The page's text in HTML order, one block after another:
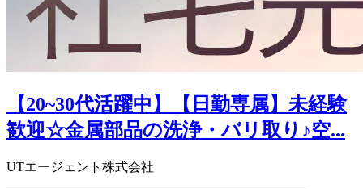
【20~30代活躍中】【日勤専属】未経験
歓迎☆金属部品の洗浄・バリ取り♪空...
UTエージェント株式会社